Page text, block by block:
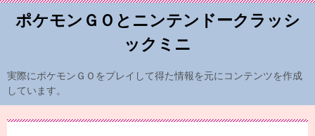
ポケモンＧＯとニンテンドークラッシ
ックミニ
実際にポケモンＧＯをプレイして得た情報を元にコンテンツを作成
しています。